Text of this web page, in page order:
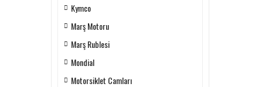
Kymco
Marş Motoru
Marş Rublesi
Mondial
Motorsiklet Camları